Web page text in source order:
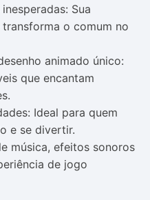
Sua
o comum no
animado único:
que encantam
Ideal para quem
e se divertir.
música, efeitos sonoros
de jogo